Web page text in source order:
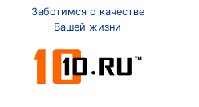
Заботимся о качестве
Вашей жизни